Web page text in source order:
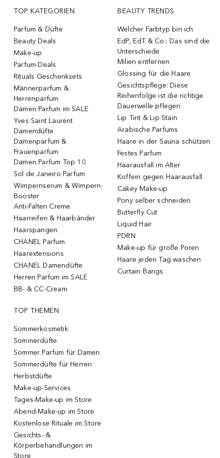
TOP KATEGORIEN
Parfum & Düfte
Beauty Deals
Make-up
Parfum-Deals
Rituals Geschenksets
Männerparfum &
Herrenparfum
Damen Parfum im SALE
Yves Saint Laurent
Damendüfte
Damenparfum &
Frauenparfum
Damen Parfum Top 10
Sol de Janeiro Parfum
Wimpernserum & Wimpern-
Booster
Anti-Falten Creme
Haarreifen & Haarbänder
Haarspangen
CHANEL Parfum
Haarextensions
CHANEL Damendüfte
Herren Parfum im SALE
BB- & CC-Cream
BEAUTY TRENDS
Welcher Farbtyp bin ich
EdP, EdT & Co.: Das sind die
Unterschiede
Milien entfernen
Glossing für die Haare
Gesichtspflege: Diese
Reihenfolge ist die richtige
Dauerwelle pflegen
Lip Tint & Lip Stain
Arabische Parfums
Haare in der Sauna schützen
Festes Parfum
Haarausfall im Alter
Koffein gegen Haarausfall
Cakey Make-up
Pony selber schneiden
Butterfly Cut
Liquid Hair
PDRN
Make-up für große Poren
Haare jeden Tag waschen
Curtain Bangs
TOP THEMEN
Sommerkosmetik
Sommerdüfte
Sommer Parfum für Damen
Sommerdüfte für Herren
Herbstdüfte
Make-up-Services
Tages-Make-up im Store
Abend-Make-up im Store
Kostenlose Rituale im Store
Gesichts- &
Körperbehandlungen im
Store